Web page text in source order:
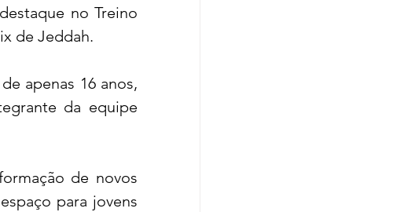
no Treino
de Jeddah.
apenas 16 anos,
da equipe
de novos
para jovens